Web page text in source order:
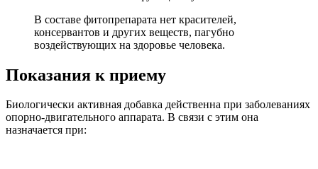
В составе фитопрепарата нет красителей,
консервантов и других веществ, пагубно
воздействующих на здоровье человека.
Показания к приему
Биологически активная добавка действенна при заболеваниях
опорно-двигательного аппарата. В связи с этим она
назначается при: